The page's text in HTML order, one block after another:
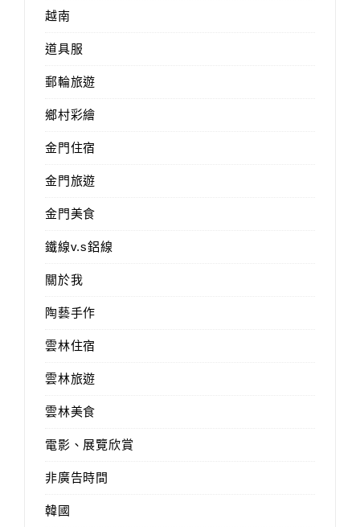
越南
道具服
郵輪旅遊
鄉村彩繪
金門住宿
金門旅遊
金門美食
鐵線v.s鋁線
關於我
陶藝手作
雲林住宿
雲林旅遊
雲林美食
電影、展覽欣賞
非廣告時間
韓國